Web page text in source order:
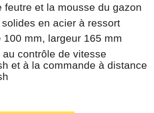
feutre et la mousse du gazon
en acier à ressort
100 mm, largeur 165 mm
au contrôle de vitesse
et à la commande à distance